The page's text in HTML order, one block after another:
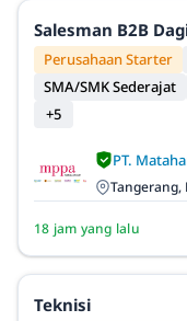
Salesman B2B
Perusahaan Starter
SMA/SMK Sederajat
+5
PT.
Tangerang,
18 jam yang lalu
Teknisi